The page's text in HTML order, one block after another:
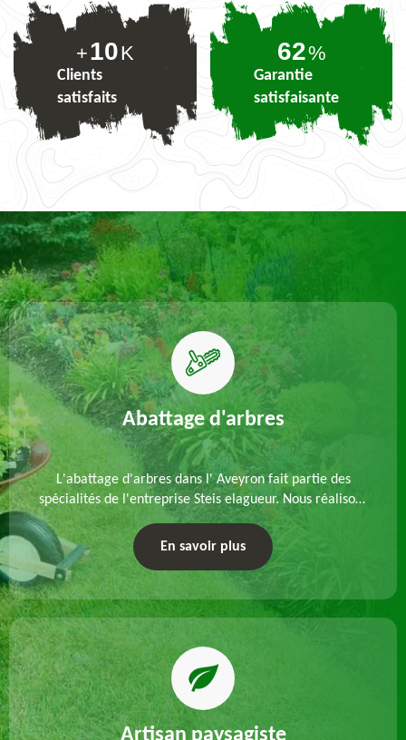
+10K
Clients
satisfaits
76%
Garantie
satisfaisante
Abattage d'arbres
L'abattage d'arbres dans l' Aveyron fait partie des
spécialités de l'entreprise Steis elagueur. Nous réalisons
un abattage direct ou par démontage, tenant compte
des particularités du site et des végétaux.
En savoir plus
Artisan paysagiste